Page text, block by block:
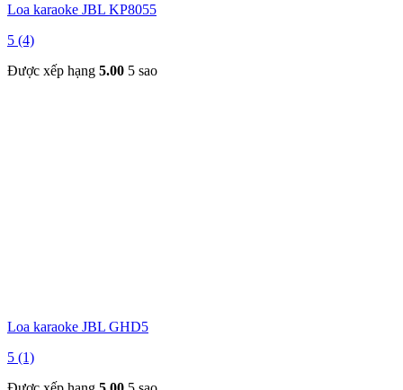
Loa karaoke JBL KP8055
5 (4)
Được xếp hạng 5.00 5 sao
Loa karaoke JBL GHD5
5 (1)